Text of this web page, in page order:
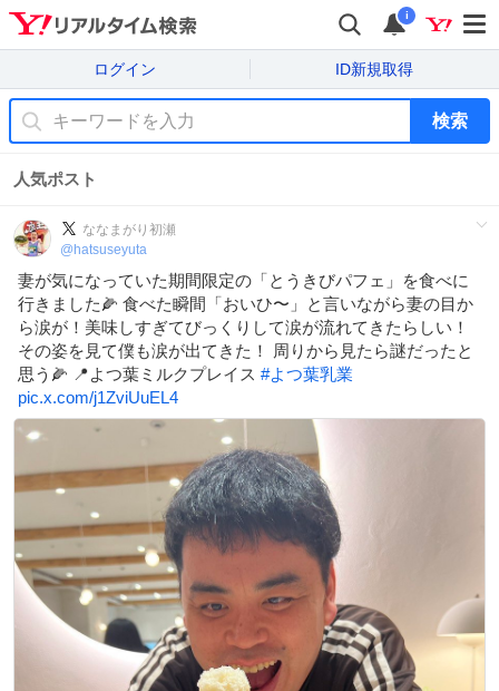
i
ログイン ID新規取得
検索
人気ポスト
ななまがり初瀬
@ hatsuseyuta
妻が気になっていた期間限定の「とうきびパフェ」を食べに
行きました🌽 食べた瞬間「おいひ〜」と言いながら妻の目か
ら涙が！美味しすぎてびっくりして涙が流れてきたらしい！
その姿を見て僕も涙が出てきた！ 周りから見たら謎だったと
思う🌽 📍よつ葉ミルクプレイス #よつ葉乳業
pic.x.com/j1ZviUuEL4